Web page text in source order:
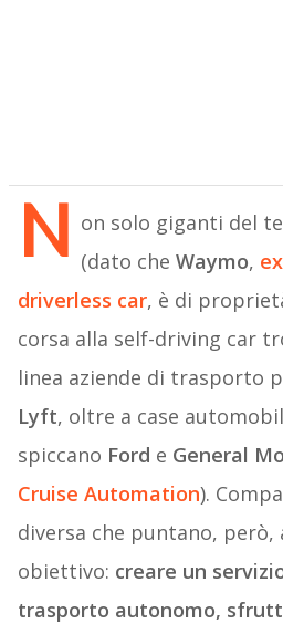
N on solo giganti del
(dato che Waymo,
driverless car, è di
corsa alla self-driving car
linea aziende di trasporto
Lyft, oltre a case
spiccano Ford e General
Cruise Automation).
diversa che puntano, però,
obiettivo: creare un
trasporto autonomo,